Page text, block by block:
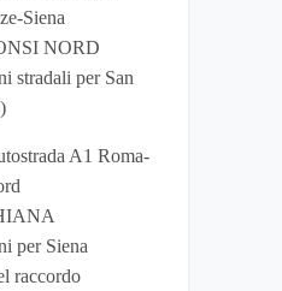
Siena
NORD
stradali per San
A1 Roma-
per Siena
raccordo